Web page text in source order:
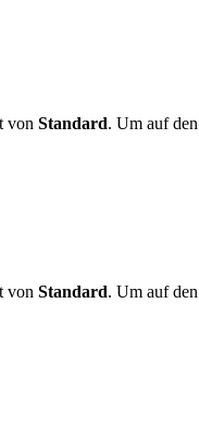
von Standard. Um auf
von Standard. Um auf